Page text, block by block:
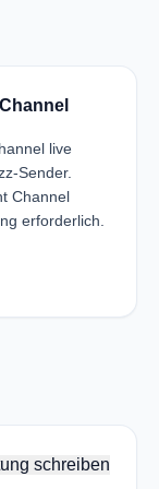
live
Sender.
Channel
erforderlich.
schreiben